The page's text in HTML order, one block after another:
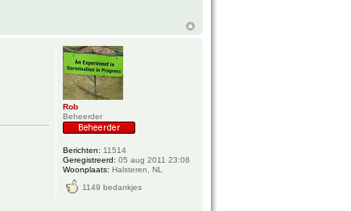
Rob
Beheerder
Berichten: 11514
Geregistreerd: 05 aug 2011 23:08
Woonplaats: Halsteren, NL
1149 bedankjes